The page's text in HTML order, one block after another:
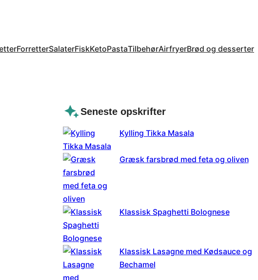
ForretterSalaterFiskKetoPastaTilbehørAirfryerBrød og desserter
Seneste opskrifter
Kylling Tikka Masala
Græsk farsbrød med feta og oliven
Klassisk Spaghetti Bolognese
Klassisk Lasagne med Kødsauce og
Bechamel